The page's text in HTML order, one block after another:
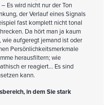
Es wird nicht nur der Ton
der Verlauf eines Signals
fast komplett nicht tonal
Da hört man ja kaum
wie aufgeregt jemand ist oder
Persönlichkeitsmerkmale
herausfiltern; wie
er reagiert… Es sind
kann.
in dem Sie stark